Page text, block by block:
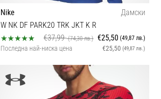
Nike
Дамски
W NK DF PARK20 TRK JKT K R
€37,99(74,30 лв.) €25,50 (49,87 лв.)
Последна най-ниска цена €25,50 (49,87 лв.)
XS